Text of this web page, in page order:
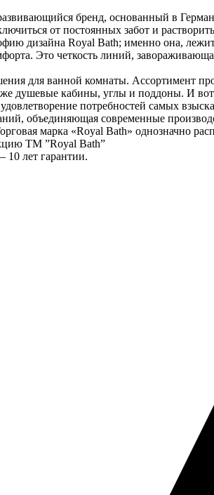
бренд, основанный в
от постоянных забот и
дизайна Royal Bath; именно она,
Это четкость линий,
для ванной комнаты. Ассортимент
душевые кабины, углы и поддоны. И
потребностей самых
объединяющая современные
марка «Royal Bath» однозначно
ТМ ”Royal Bath”
10 лет гарантии.